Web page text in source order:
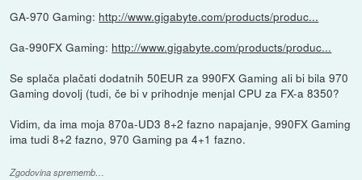
GA-970 Gaming: http://www.gigabyte.com/products/produc...
Ga-990FX Gaming: http://www.gigabyte.com/products/produc...
Se splača plačati dodatnih 50EUR za 990FX Gaming ali bi bila 970
Gaming dovolj (tudi, če bi v prihodnje menjal CPU za FX-a 8350?
Vidim, da ima moja 870a-UD3 8+2 fazno napajanje, 990FX Gaming
ima tudi 8+2 fazno, 970 Gaming pa 4+1 fazno.
Zgodovina sprememb…